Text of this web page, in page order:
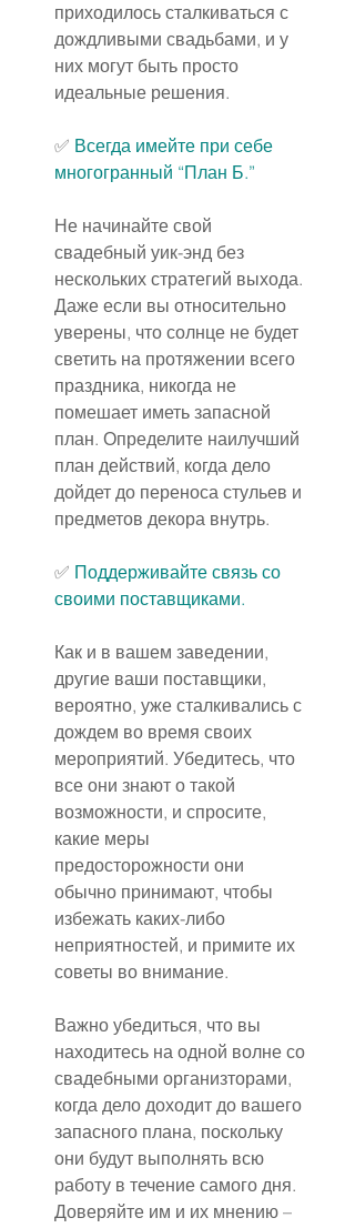
приходилось сталкиваться с
дождливыми свадьбами, и у
них могут быть просто
идеальные решения.
✅️ Всегда имейте при себе
многогранный “План Б.”
Не начинайте свой
свадебный уик-энд без
нескольких стратегий выхода.
Даже если вы относительно
уверены, что солнце не будет
светить на протяжении всего
праздника, никогда не
помешает иметь запасной
план. Определите наилучший
план действий, когда дело
дойдет до переноса стульев и
предметов декора внутрь.
✅️ Поддерживайте связь со
своими поставщиками.
Как и в вашем заведении,
другие ваши поставщики,
вероятно, уже сталкивались с
дождем во время своих
мероприятий. Убедитесь, что
все они знают о такой
возможности, и спросите,
какие меры
предосторожности они
обычно принимают, чтобы
избежать каких-либо
неприятностей, и примите их
советы во внимание.
Важно убедиться, что вы
находитесь на одной волне со
свадебными организторами,
когда дело доходит до вашего
запасного плана, поскольку
они будут выполнять всю
работу в течение самого дня.
Доверяйте им и их мнению –